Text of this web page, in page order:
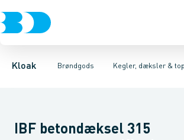
Kloak Brøndgods
Rør & fittingsBrønde Brøndgods
Kegler, dæksler &
Kegler, dæksler & topringeKarme &
Kegler & dæksler, beton Topringe, beton
IBF betondæksel 315